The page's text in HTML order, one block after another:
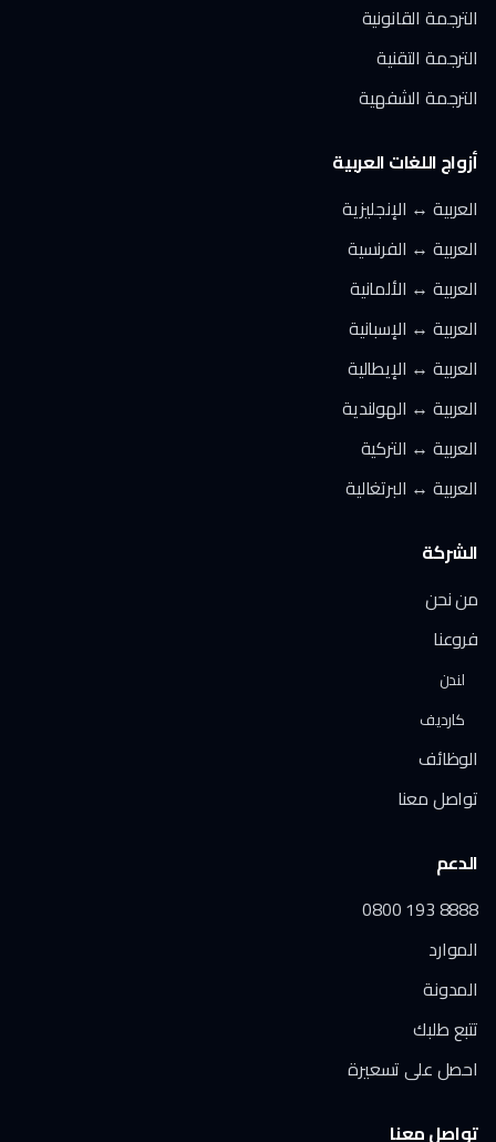
الترجمة القانونية
الترجمة التقنية
الترجمة الشفهية
أزواج اللغات العربية
العربية ↔ الإنجليزية
العربية ↔ الفرنسية
العربية ↔ الألمانية
العربية ↔ الإسبانية
العربية ↔ الإيطالية
العربية ↔ الهولندية
العربية ↔ التركية
العربية ↔ البرتغالية
الشركة
من نحن
فروعنا
لندن
كارديف
الوظائف
تواصل معنا
الدعم
0800 193 8888
الموارد
المدونة
تتبع طلبك
احصل على تسعيرة
تواصل معنا